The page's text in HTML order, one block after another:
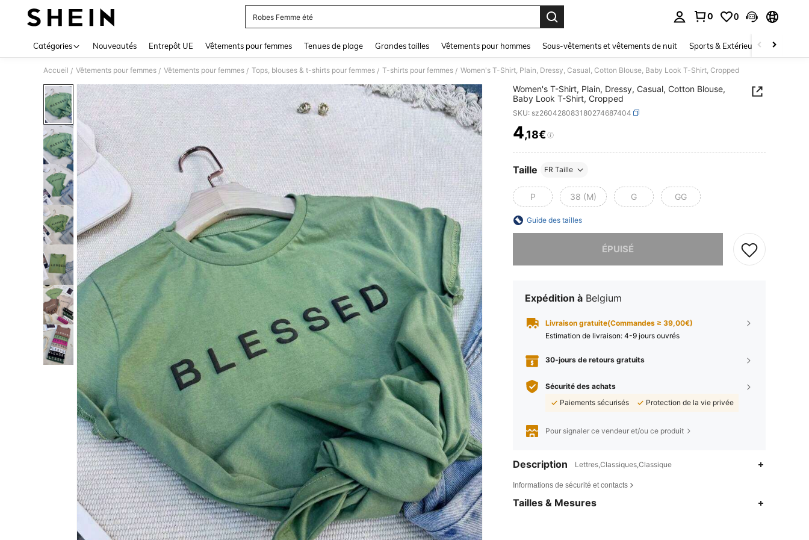
Robes Femme été
0 0
Catégories Nouveautés Entrepôt UE Vêtements pour femmes Tenues de plage Grandes tailles Vêtements pour hommes Sous-vêtements et vêtements de nuit Sports & Extérieur Enfants
Accueil / Vêtements pour femmes / Vêtements pour femmes / Tops, blouses & t-shirts pour femmes / T-shirts pour femmes / Women's T-Shirt, Plain, Dressy, Casual, Cotton Blouse, Baby Look T-Shirt, Cropped
Women's T-Shirt, Plain, Dressy, Casual, Cotton Blouse,
Baby Look T-Shirt, Cropped
SKU: sz260428083180274687404
PRICE AND AVAILABILITY
4,18€
Taille FR Taille
P 38 (M) G GG
Guide des tailles
ÉPUISÉ
Expédition à Belgium
Livraison gratuite(Commandes ≥ 39,00€)
Estimation de livraison: 4-9 jours ouvrés
30-jours de retours gratuits
Sécurité des achats
Paiements sécurisés
Protection de la vie privée
Pour signaler ce vendeur et/ou ce produit
Description Lettres,Classiques,Classique
Informations de sécurité et contacts
Tailles & Mesures